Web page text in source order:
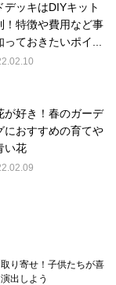
デッキはDIYキット
！特徴や費用など事
っておきたいポイ...
が好き！春のガーデ
におすすめの育てや
い花
り寄せ！子供たちが喜
出しよう